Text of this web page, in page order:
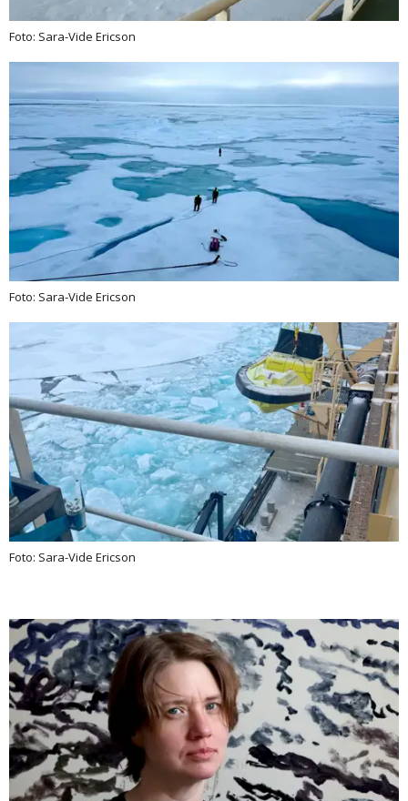
Foto: Sara-Vide Ericson
Foto: Sara-Vide Ericson
Foto: Sara-Vide Ericson